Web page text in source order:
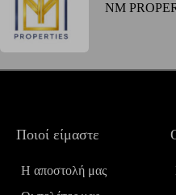
NM
Ποιοί είμαστε
Η αποστολή μας